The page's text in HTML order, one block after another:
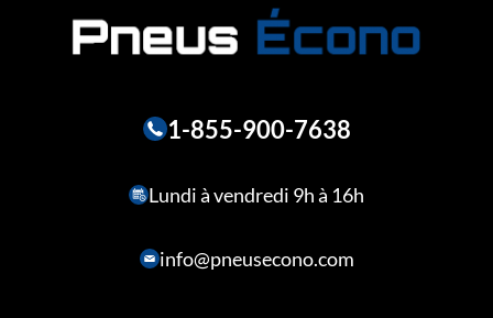
1-855-900-7638
Lundi à vendredi 9h à 16h
info@pneusecono.com